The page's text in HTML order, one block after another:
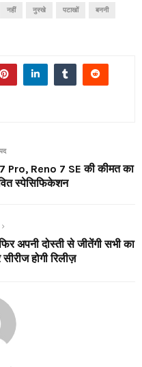
नहीं नुस्खे पटाखों बननी
Pro, Reno 7 SE की कीमत का
स्पेसिफिकेशन
अपनी दोस्ती से जीतेंगी सभी का
होगी रिलीज़